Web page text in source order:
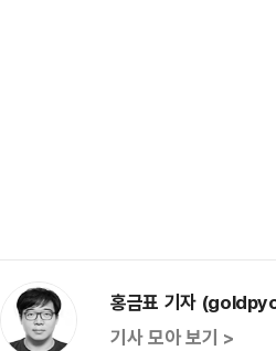
홍금표 기자
기사 모아 보기 >